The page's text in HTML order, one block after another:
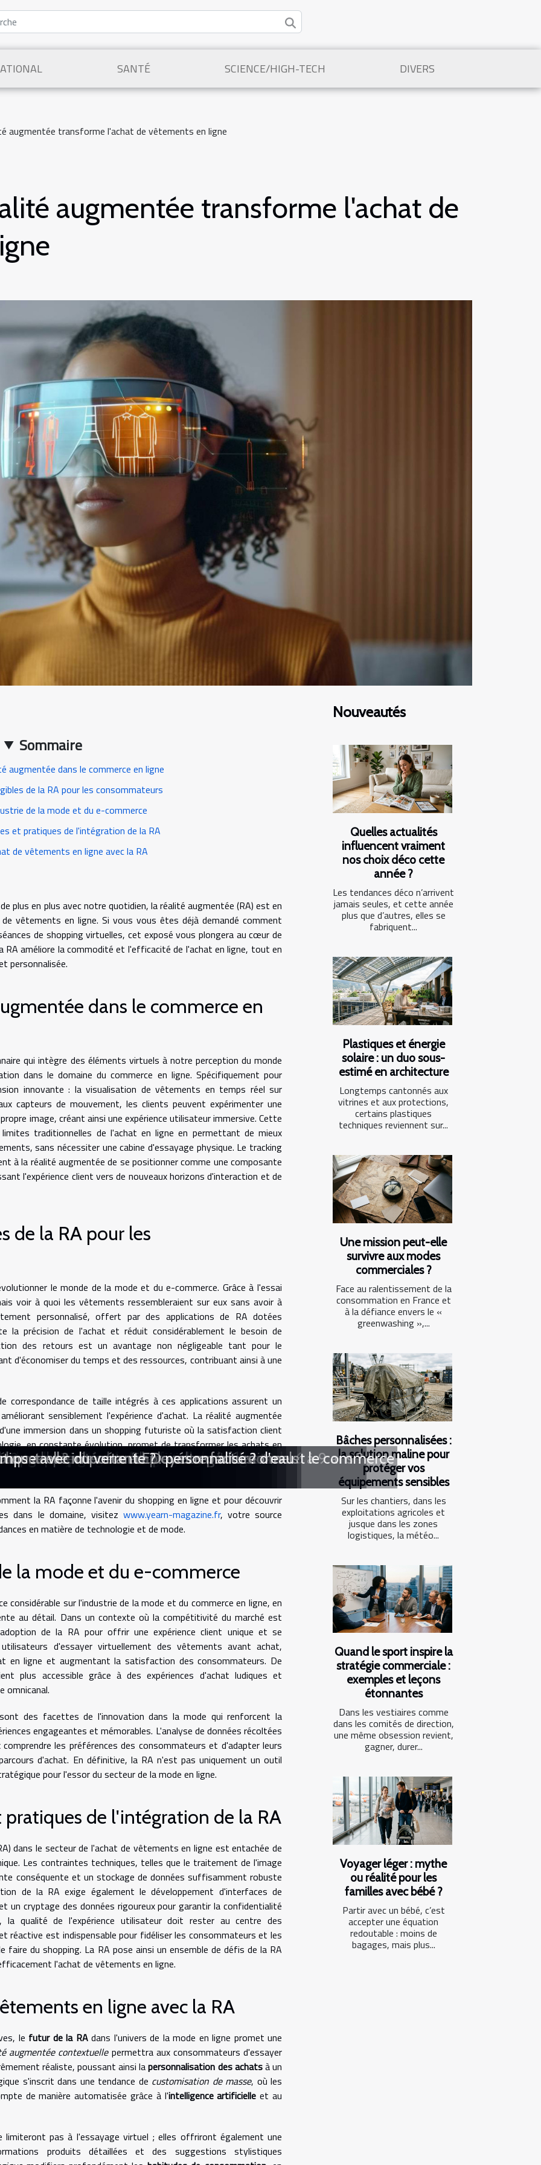
SANTÉ SCIENCE/HIGH-TECH DIVERS
augmentée transforme l'achat de vêtements en ligne
augmentée transforme l'achat de
Sommaire
augmentée dans le commerce en ligne
de la RA pour les consommateurs
de la mode et du e-commerce
et pratiques de l'intégration de la RA
de vêtements en ligne avec la RA
plus en plus avec notre quotidien, la réalité augmentée (RA) est en
vêtements en ligne. Si vous vous êtes déjà demandé comment
de shopping virtuelles, cet exposé vous plongera au cœur de
améliore la commodité et l'efficacité de l'achat en ligne, tout en
personnalisée.
dans le commerce en
qui intègre des éléments virtuels à notre perception du monde
dans le domaine du commerce en ligne. Spécifiquement pour
innovante : la visualisation de vêtements en temps réel sur
capteurs de mouvement, les clients peuvent expérimenter une
image, créant ainsi une expérience utilisateur immersive. Cette
traditionnelles de l'achat en ligne en permettant de mieux
sans nécessiter une cabine d'essayage physique. Le tracking
à la réalité augmentée de se positionner comme une composante
l'expérience client vers de nouveaux horizons d'interaction et de
de la RA pour les
le monde de la mode et du e-commerce. Grâce à l'essai
voir à quoi les vêtements ressembleraient sur eux sans avoir à
personnalisé, offert par des applications de RA dotées
la précision de l'achat et réduit considérablement le besoin de
des retours est un avantage non négligeable tant pour le
d'économiser du temps et des ressources, contribuant ainsi à une
correspondance de taille intégrés à ces applications assurent un
sensiblement l'expérience d'achat. La réalité augmentée
immersion dans un shopping futuriste où la satisfaction client
en constante évolution, promet de transformer les achats en
plaisante, où l'incertitude liée à l'achat de vêtements en ligne
la RA façonne l'avenir du shopping en ligne et pour découvrir
dans le domaine, visitez www.yearn-magazine.fr, votre source
en matière de technologie et de mode.
la mode et du e-commerce
considérable sur l'industrie de la mode et du commerce en ligne, en
au détail. Dans un contexte où la compétitivité du marché est
de la RA pour offrir une expérience client unique et se
d'essayer virtuellement des vêtements avant achat,
en ligne et augmentant la satisfaction des consommateurs. De
plus accessible grâce à des expériences d'achat ludiques et
omnicanal.
des facettes de l'innovation dans la mode qui renforcent la
engageantes et mémorables. L'analyse de données récoltées
les préférences des consommateurs et d'adapter leurs
d'achat. En définitive, la RA n'est pas uniquement un outil
pour l'essor du secteur de la mode en ligne.
pratiques de l'intégration de la RA
dans le secteur de l'achat de vêtements en ligne est entachée de
Les contraintes techniques, telles que le traitement de l'image
conséquente et un stockage de données suffisamment robuste
de la RA exige également le développement d'interfaces de
un cryptage des données rigoureux pour garantir la confidentialité
la qualité de l'expérience utilisateur doit rester au centre des
réactive est indispensable pour fidéliser les consommateurs et les
du shopping. La RA pose ainsi un ensemble de défis de la RA
l'achat de vêtements en ligne.
en ligne avec la RA
le futur de la RAdans l'univers de la mode en ligne promet une
augmentée contextuellepermettra aux consommateurs d'essayer
réaliste, poussant ainsi lapersonnalisation des achatsà un
s'inscrit dans une tendance de customisation de masse, où les
de manière automatisée grâce à l'intelligence artificielle et au
limiteront pas à l'essayage virtuel ; elles offriront également une
produits détaillées et des suggestions stylistiques
Nouveautés
Quelles actualités
influencent vraiment
nos choix déco cette
année ?
Les tendances déco n’arrivent
jamais seules, et cette année
plus que d’autres, elles se
fabriquent...
Plastiques et énergie
solaire : un duo sous-
estimé en architecture
Longtemps cantonnés aux
vitrines et aux protections,
certains plastiques
techniques reviennent sur...
Une mission peut-elle
survivre aux modes
commerciales ?
Face au ralentissement de la
consommation en France et
à la défiance envers le «
greenwashing »,...
Bâches personnalisées :
la solution maline pour
protéger vos
équipements sensibles
Sur les chantiers, dans les
exploitations agricoles et
jusque dans les zones
logistiques, la météo...
Quand le sport inspire la
stratégie commerciale :
exemples et leçons
étonnantes
Dans les vestiaires comme
dans les comités de direction,
une même obsession revient,
gagner, durer...
Voyager léger : mythe
ou réalité pour les
familles avec bébé ?
Partir avec un bébé, c’est
accepter une équation
redoutable : moins de
bagages, mais plus...
estimé en architecture
protéger vos équipements sensibles
des tiny houses
décisions en temps réel
en ligne ?
des églises
des candidats rejetés ?
et l'apprentissage ?
: ce que vous devez savoir
vos besoins spécifiques ?
peuvent-ils trouver l'amour en ligne ?
votre entreprise ?
t-il l'apprentissage des langues ?
l'apprentissage chez les enfants de 6 à 9 ans ?
stratégique
industries créatives
dans un site e-commerce
métiers du numérique
applications pratiques dans l'éducation et le commerce
des smartphones dernières générations
faire accessible à tous !
votre camping-car
ce que dit la recherche
aux jeux concours en ligne
de rencontres gratuites
sur l'intelligence artificielle
la gestion d'actifs financiers
extraconjugales modernes
: techniques et outils pour les professionnels
peuvent réduire votre facture d'eau
productivité des employés
? adopter le néon LED personnalisé ?
?
est-elle importante ?
avec du verre